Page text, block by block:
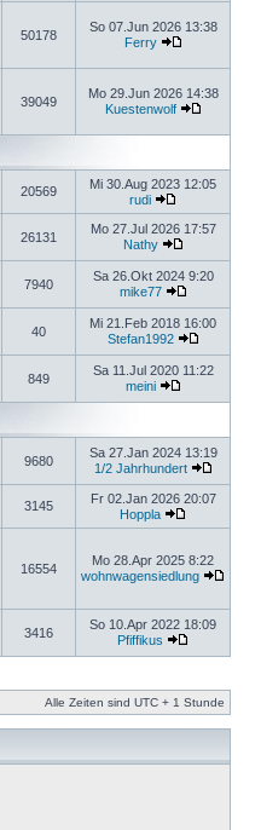
50178
So 07.Jun 2026 13:38
Ferry
39049
Mo 29.Jun 2026 14:38
Kuestenwolf
20569
Mi 30.Aug 2023 12:05
rudi
26131
Mo 27.Jul 2026 17:57
Nathy
7940
Sa 26.Okt 2024 9:20
mike77
40
Mi 21.Feb 2018 16:00
Stefan1992
849
Sa 11.Jul 2020 11:22
meini
9680
Sa 27.Jan 2024 13:19
1/2 Jahrhundert
3145
Fr 02.Jan 2026 20:07
Hoppla
16554
Mo 28.Apr 2025 8:22
wohnwagensiedlung
3416
So 10.Apr 2022 18:09
Pfiffikus
Alle Zeiten sind UTC + 1 Stunde